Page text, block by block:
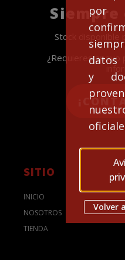
por
datos
y
Volver
Siempre
Stock disponible
¿Requieres apoyo
SITIO
INICIO
NOSOTROS
TIENDA